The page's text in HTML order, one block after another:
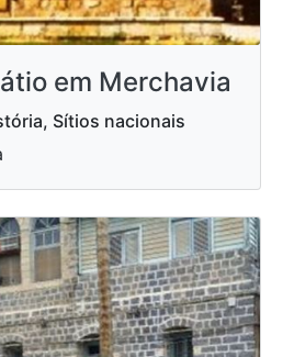
em Merchavia
Sítios nacionais